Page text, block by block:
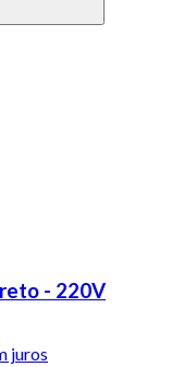
- 220V
juros